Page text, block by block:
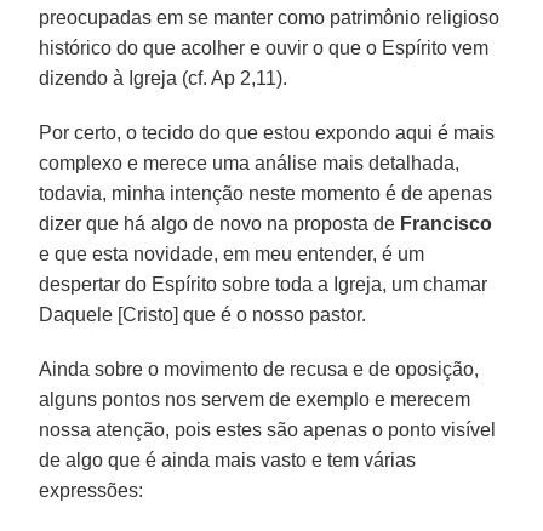
preocupadas em se manter como patrimônio religioso
histórico do que acolher e ouvir o que o Espírito vem
dizendo à Igreja (cf. Ap 2,11).
Por certo, o tecido do que estou expondo aqui é mais
complexo e merece uma análise mais detalhada,
todavia, minha intenção neste momento é de apenas
dizer que há algo de novo na proposta de Francisco
e que esta novidade, em meu entender, é um
despertar do Espírito sobre toda a Igreja, um chamar
Daquele [Cristo] que é o nosso pastor.
Ainda sobre o movimento de recusa e de oposição,
alguns pontos nos servem de exemplo e merecem
nossa atenção, pois estes são apenas o ponto visível
de algo que é ainda mais vasto e tem várias
expressões: